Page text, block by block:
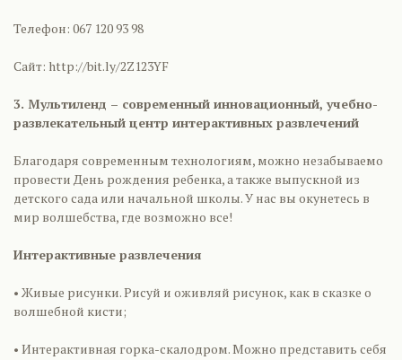
Телефон: 067 120 93 98
Сайт: http://bit.ly/2Z123YF
3. Мультиленд – современный инновационный, учебно-
развлекательный центр интерактивных развлечений
Благодаря современным технологиям, можно незабываемо
провести День рождения ребенка, а также выпускной из
детского сада или начальной школы. У нас вы окунетесь в
мир волшебства, где возможно все!
Интерактивные развлечения
• Живые рисунки. Рисуй и оживляй рисунок, как в сказке о
волшебной кисти;
• Интерактивная горка-скалодром. Можно представить себя